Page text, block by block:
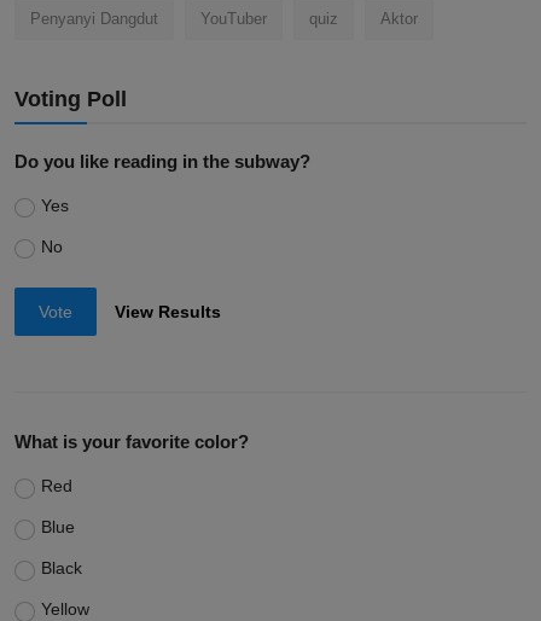
Penyanyi Dangdut YouTuber quiz Aktor
Voting Poll
Do you like reading in the subway?
Yes
No
Vote View Results
What is your favorite color?
Red
Blue
Black
Yellow